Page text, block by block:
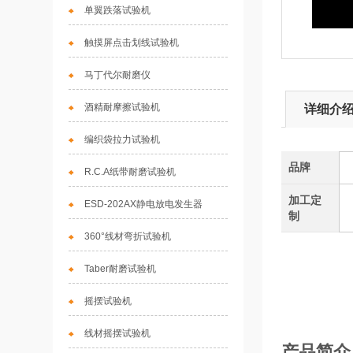
单翼跌落试验机
触摸屏点击划线试验机
马丁代尔耐磨仪
酒精耐摩擦试验机
编织袋拉力试验机
R.C.A纸带耐磨试验机
ESD-202AX静电放电发生器
360°线材弯折试验机
Taber耐磨试验机
摇摆试验机
线材摇摆试验机
详细介
品牌
加工定
制